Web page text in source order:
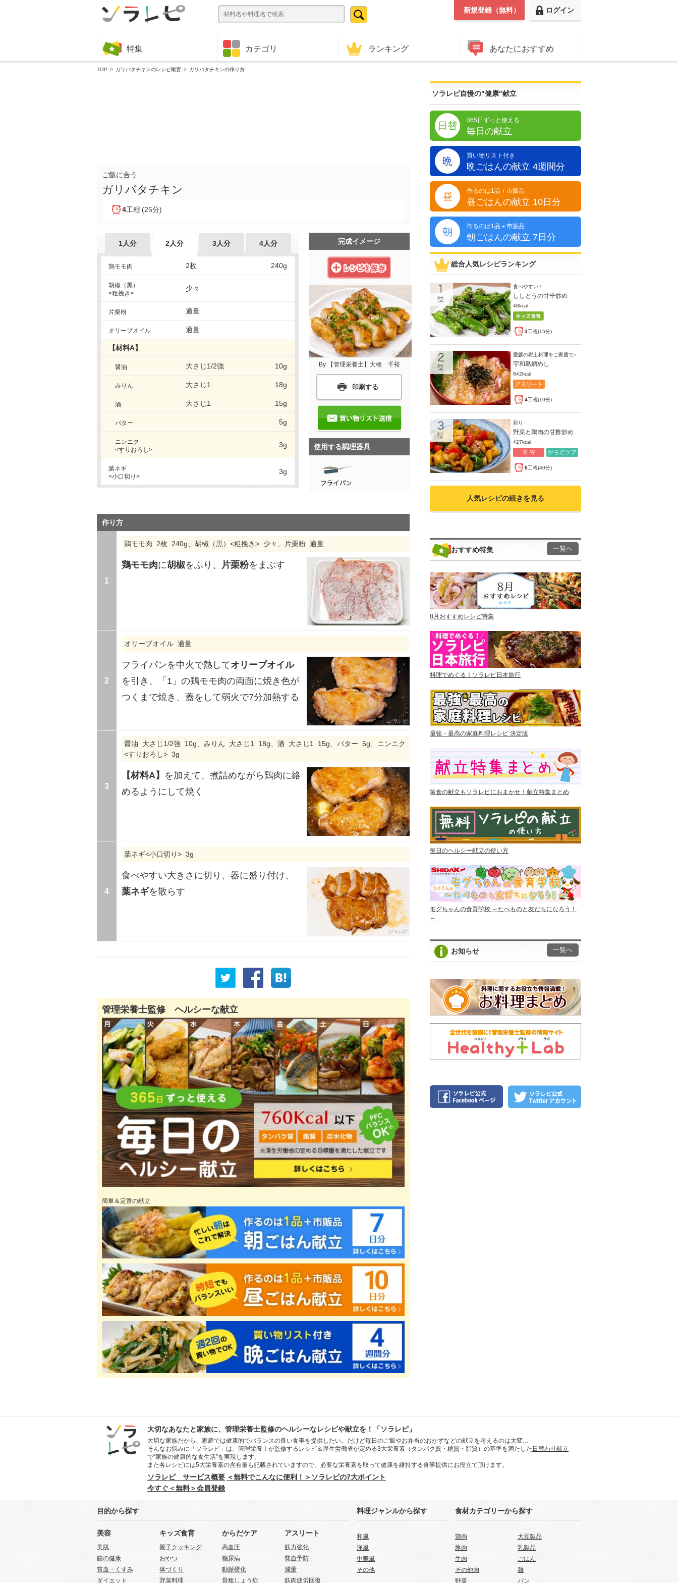
ログイン
新規登録（無料）
特集 カテゴリ ランキング あなたにおすすめ
TOP ガリバタチキンのレシピ概要 ガリバタチキンの作り方
ご飯に合う
ガリバタチキン
4工程 (25分)
1人分 2人分 3人分 4人分
鶏モモ肉 2枚 240g
胡椒（黒）
<粗挽き>
少々
片栗粉 適量
オリーブオイル 適量
【材料A】
醤油 大さじ1/2強 10g
みりん 大さじ1 18g
酒 大さじ1 15g
バター 5g
ニンニク
<すりおろし>
3g
葉ネギ
<小口切り>
3g
完成イメージ
By 【管理栄養士】大橋 千裕
印刷する
使用する調理器具
作り方
1
鶏モモ肉 2枚 240g、胡椒（黒）<粗挽き> 少々、片栗粉 適量
鶏モモ肉に胡椒をふり、 片栗粉をまぶす
2
オリーブオイル 適量
フライパンを中火で熱してオリーブオイル
を引き、「1」の鶏モモ肉の両面に焼き色が
つくまで焼き、蓋をして弱火で7分加熱する
3
醤油 大さじ1/2強 10g、みりん 大さじ1 18g、酒 大さじ1 15g、バター 5g、ニンニク
<すりおろし> 3g
【材料A】 を加えて、煮詰めながら鶏肉に絡
めるようにして焼く
4
葉ネギ<小口切り> 3g
食べやすい大きさに切り、器に盛り付け、
葉ネギを散らす
管理栄養士監修 ヘルシーな献立
簡単＆定番の献立
ソラレピ自慢の"健康"献立
日替 365日ずっと使える
毎日の献立
晩 買い物リスト付き
晩ごはんの献立 4週間分
昼 作るのは1品＋市販品
昼ごはんの献立 10日分
朝 作るのは1品＋市販品
朝ごはんの献立 7日分
総合人気レシピランキング
食べやすい！
ししとうの甘辛炒め
48kcal
3工程(15分)
愛媛の郷土料理をご家庭で♪
宇和島鯛めし
642kcal
4工程(10分)
彩り
野菜と鶏肉の甘酢炒め
427kcal
6工程(40分)
人気レシピの続きを見る
おすすめ特集 一覧へ
8月おすすめレシピ特集
料理でめぐる！ソラレピ日本旅行
最強・最高の家庭料理レシピ 決定版
毎食の献立もソラレピにおまかせ！献立特集まとめ
毎日のヘルシー献立の使い方
モグちゃんの食育学校 ～たべものと友だちになろう！
～
お知らせ 一覧へ
大切なあなたと家族に、管理栄養士監修のヘルシーなレシピや献立を！「ソラレピ」
大切な家族だから、家庭では健康的でバランスの良い食事を提供したい。だけど毎日のご飯やお弁当のおかずなどの献立を考えるのは大変…
そんなお悩みに「ソラレピ」は、管理栄養士が監修するレシピ＆厚生労働省が定める3大栄養素（タンパク質・糖質・脂質）の基準を満たした 日替わり献立
で“家族の健康的な食生活”を実現します。
また各レシピには5大栄養素の含有量も記載されていますので、必要な栄養素を取って健康を維持する食事提供にお役立て頂けます。
ソラレピ サービス概要 ＜無料でこんなに便利！＞ソラレピの7大ポイント
今すぐ＜無料＞会員登録
目的から探す
美容
美肌
腸の健康
貧血・くすみ
ダイエット
キッズ食育
親子クッキング
おやつ
体づくり
野菜料理
からだケア
高血圧
糖尿病
動脈硬化
骨粗しょう症
アスリート
筋力強化
貧血予防
減量
筋肉疲労回復
料理ジャンルから探す
和風
洋風
中華風
その他
食材カテゴリーから探す
鶏肉
豚肉
牛肉
その他肉
野菜
大豆製品
乳製品
ごはん
麺
パン